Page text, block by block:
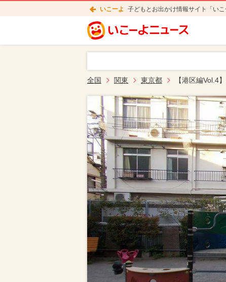
いこーよ 子どもとお出かけ情報サイト「い
全国 関東 東京都 【港区編Vol.4